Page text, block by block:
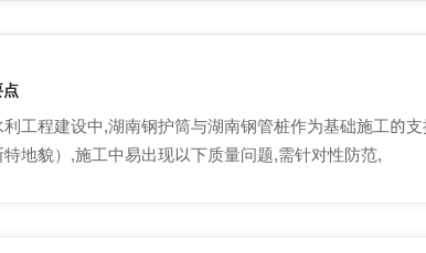
工程建设中,湖南钢护筒与湖南钢管桩作为基础施工的
地貌）,施工中易出现以下质量问题,需针对性防范,